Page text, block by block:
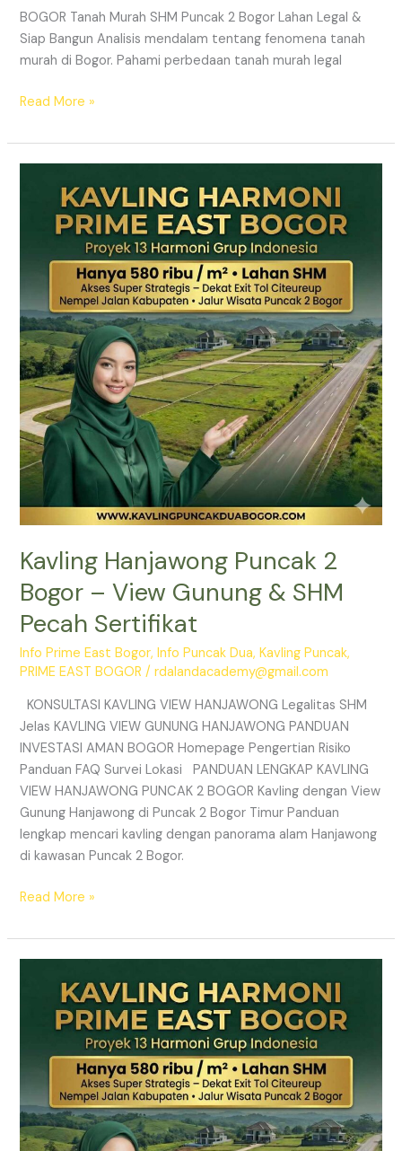
BOGOR Tanah Murah SHM Puncak 2 Bogor Lahan Legal &
Siap Bangun Analisis mendalam tentang fenomena tanah
murah di Bogor. Pahami perbedaan tanah murah legal
Read More »
Kavling Hanjawong Puncak 2
Bogor – View Gunung & SHM
Pecah Sertifikat
Info Prime East Bogor,Info Puncak Dua,Kavling Puncak,
PRIME EAST BOGOR /rdalandacademy@gmail.com
KONSULTASI KAVLING VIEW HANJAWONG Legalitas SHM
Jelas KAVLING VIEW GUNUNG HANJAWONG PANDUAN
INVESTASI AMAN BOGOR Homepage Pengertian Risiko
Panduan FAQ Survei Lokasi PANDUAN LENGKAP KAVLING
VIEW HANJAWONG PUNCAK 2 BOGOR Kavling dengan View
Gunung Hanjawong di Puncak 2 Bogor Timur Panduan
lengkap mencari kavling dengan panorama alam Hanjawong
di kawasan Puncak 2 Bogor.
Hanjawong
Puncak
Bogor
Gunung
&
SHM
Pecah
Sertifikat
Read More »
Puncak
Jalur
Wisata